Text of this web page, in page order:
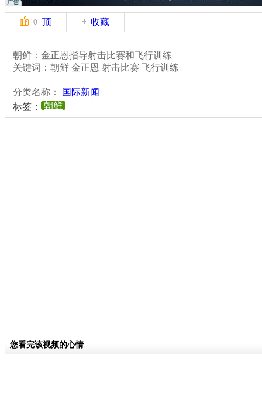
0 顶 收藏
朝鲜：金正恩指导射击比赛和飞行训练
关键词：朝鲜 金正恩 射击比赛 飞行训练
分类名称：
国际新闻
标签：
朝鲜
您看完该视频的心情